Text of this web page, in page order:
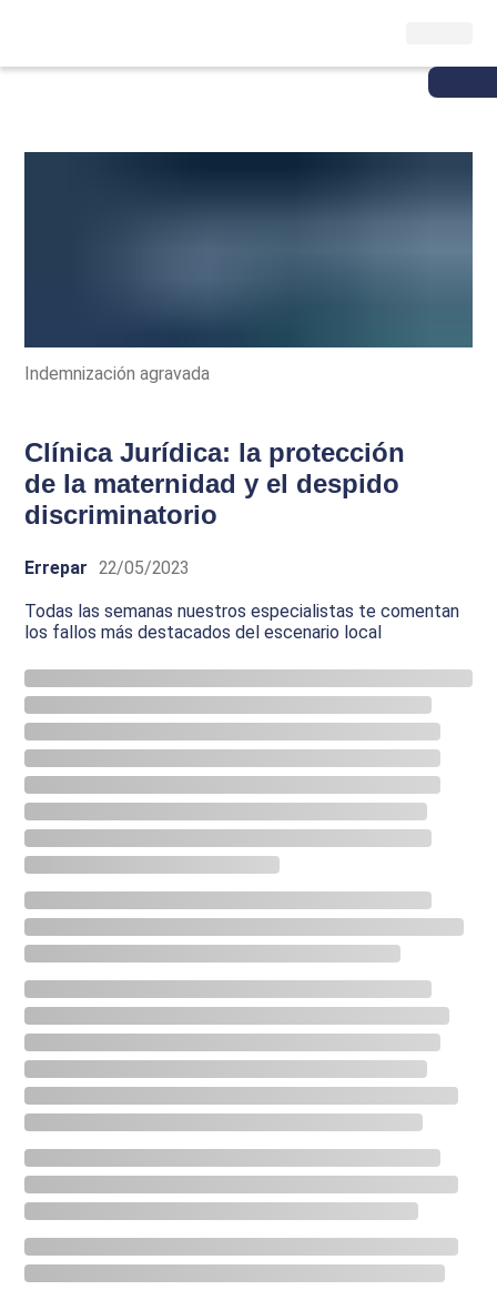
Indemnización agravada
Clínica Jurídica: la protección
de la maternidad y el despido
discriminatorio
Errepar 22/05/2023
Todas las semanas nuestros especialistas te comentan
los fallos más destacados del escenario local